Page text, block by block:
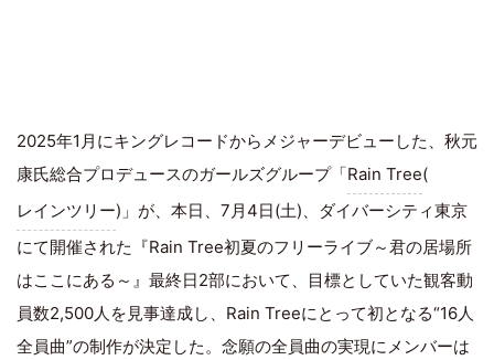
2025年1月にキングレコードからメジャーデビューした、秋元
康氏総合プロデュースのガールズグループ「Rain Tree(
レインツリー)」が、本日、7月4日(土)、ダイバーシティ東京
にて開催された『Rain Tree初夏のフリーライブ～君の居場所
はここにある～』最終日2部において、目標としていた観客動
員数2,500人を見事達成し、Rain Treeにとって初となる“16人
全員曲”の制作が決定した。念願の全員曲の実現にメンバーは